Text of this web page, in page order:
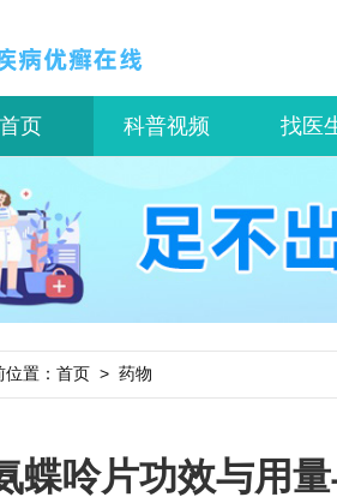
首页 科普视频 找医
位置： 首页 > 药物
蝶呤片功效与用